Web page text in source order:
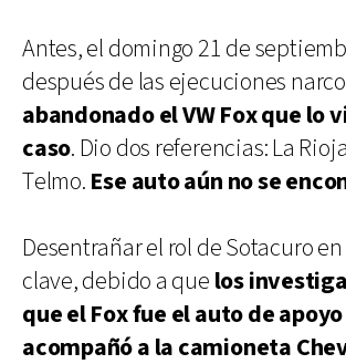
Antes, el domingo 21 de
después de las ejecuciones
abandonado el VW Fox que lo
caso. Dio dos referencias: La
Telmo. Ese auto aún no se
Desentrañar el rol de Sotacuro en
clave, debido a que los
que el Fox fue el auto de
acompañó a la camioneta